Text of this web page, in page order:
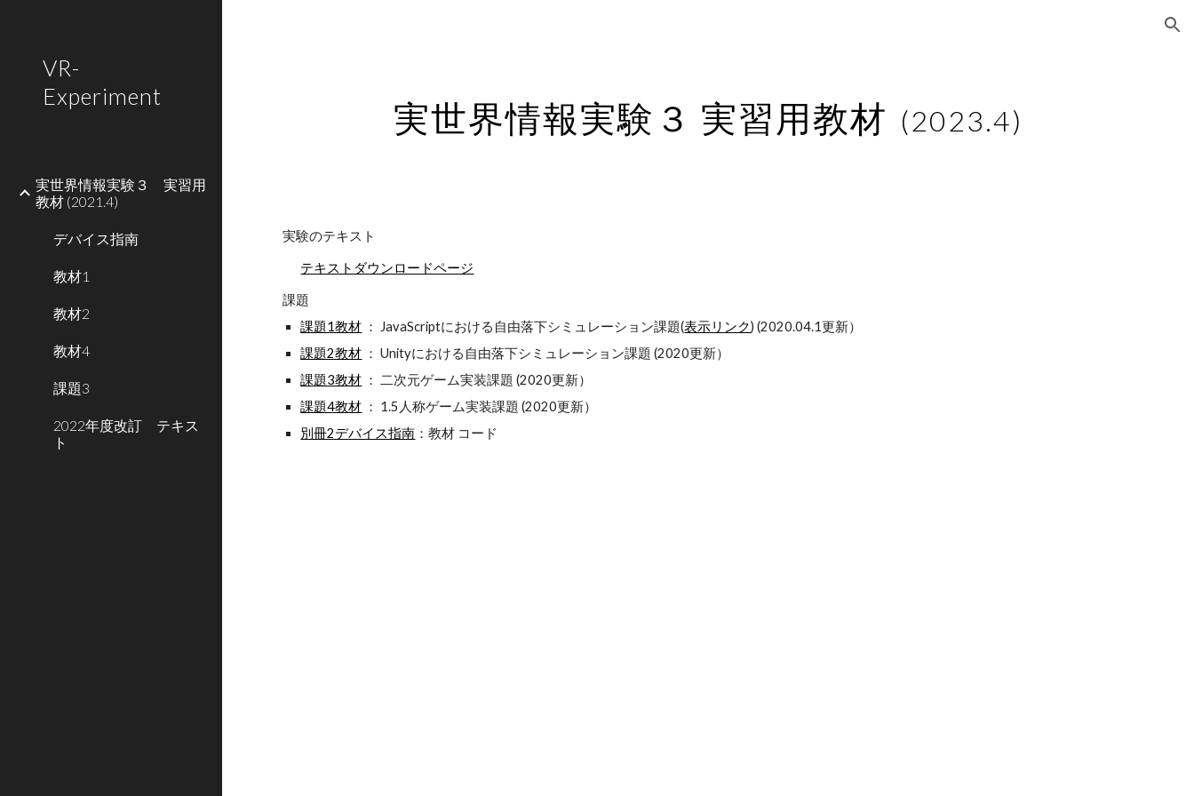
VR-
Experiment
実世界情報実験３ 実習用
教材 (2021.4)
デバイス指南
教材1
教材2
教材4
課題3
2022年度改訂 テキス
ト
実世界情報実験３ 実習用教材 (2023.4)
実験のテキスト
テキストダウンロードページ
課題
課題1教材 ： JavaScriptにおける自由落下シミュレーション課題(表示リンク) (2020.04.1更新）
課題2教材 ： Unityにおける自由落下シミュレーション課題 (2020更新）
課題3教材 ： 二次元ゲーム実装課題 (2020更新）
課題4教材 ： 1.5人称ゲーム実装課題 (2020更新）
別冊2デバイス指南 ：教材 コード